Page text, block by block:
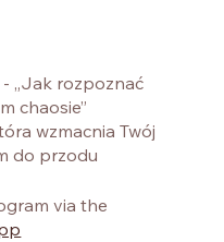
„Jak rozpoznać
chaosie”
wzmacnia Twój
do przodu
via the